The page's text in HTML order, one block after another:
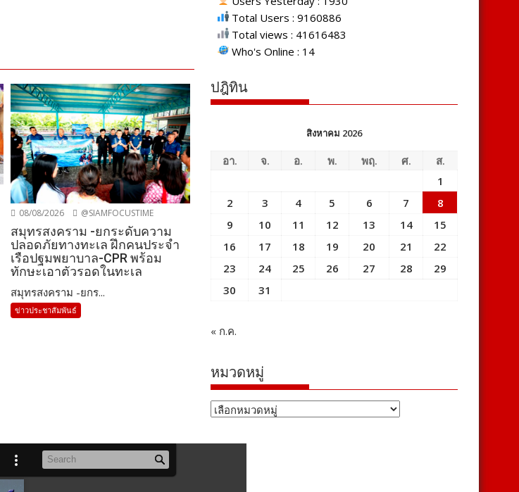
08/08/2026 @SIAMFOCUSTIME
สมุทรสงคราม -ยกระดับความ
ปลอดภัยทางทะเล ฝึกคนประจำ
เรือปฐมพยาบาล-CPR พร้อม
ทักษะเอาตัวรอดในทะเล
สมุทรสงคราม -ยกร...
ข่าวประชาสัมพันธ์
Total Users : 9160886
Total views : 41616483
Who's Online : 14
ปฎิทิน
สิงหาคม 2026
อา. จ. อ. พ. พฤ. ศ.
ส.
1
2
3 4 5 6 7
8
9
10 11 12 13 14
15
16
17 18 19 20 21
22
23
24 25 26 27 28
29
30
31
« ก.ค.
หมวดหมู่
หมวด